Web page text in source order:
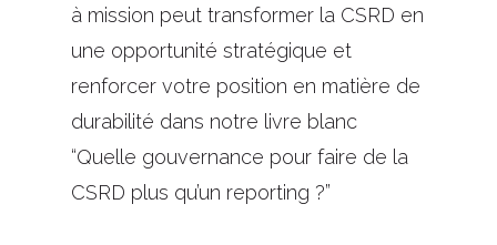
à mission peut transformer la CSRD en
une opportunité stratégique et
renforcer votre position en matière de
durabilité dans notre livre blanc
“Quelle gouvernance pour faire de la
CSRD plus qu’un reporting ?”